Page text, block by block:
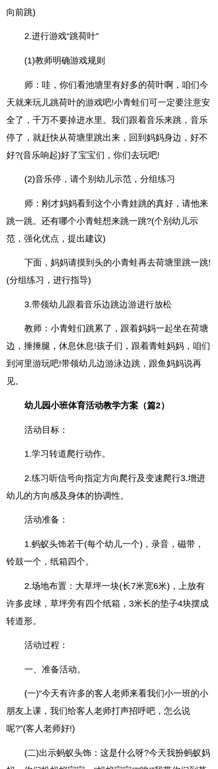
向前跳)
2.进行游戏“跳荷叶”
(1)教师明确游戏规则
师：哇，你们看池塘里有好多的荷叶啊，咱们今
天就来玩儿跳荷叶的游戏吧!小青蛙们可一定要注意安
全了，千万不要掉进水里。我们跟着音乐来跳，音乐
停了，就赶快从荷塘里跳出来，回到妈妈身边，好不
好?(音乐响起)好了宝宝们，你们去玩吧!
(2)音乐停，请个别幼儿示范，分组练习
师：刚才妈妈看到这个小青娃跳的真好，请他来
跳一跳。还有哪个小青蛙想来跳一跳?(个别幼儿示
范，强化优点，提出建议)
下面，妈妈请摸到头的小青蛙再去荷塘里跳一跳!
(分组练习，进行指导)
3.带领幼儿跟着音乐边跳边游进行放松
教师：小青蛙们跳累了，跟着妈妈一起坐在荷塘
边，捶捶腿，休息休息!孩子们，跟着青蛙妈妈，咱们
到河里游玩吧!带领幼儿边游泳边跳，跟鱼妈妈说再
见。
幼儿园小班体育活动教学方案（篇2）
活动目标：
1.学习转道爬行动作。
2.练习听信号向指定方向爬行及变速爬行3.增进
幼儿的方向感及身体的协调性。
活动准备：
1.蚂蚁头饰若干(每个幼儿一个)，录音，磁带，
铃鼓一个，纸箱四个。
2.场地布置：大草坪一块(长7米宽6米)，上放有
许多皮球，草坪旁有四个纸箱，3米长的垫子4块摆成
转道形。
活动过程：
一、准备活动。
(一)“今天有许多的客人老师来看我们小一班的小
朋友上课，我们给客人老师打声招呼吧，怎么说
呢?”(客人老师好!)
(二)出示蚂蚁头饰：这是什么呀?今天我扮蚂蚁妈